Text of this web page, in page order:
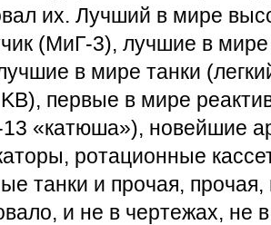
их. Лучший в мире
(МиГ-3), лучшие в
в мире танки
первые в мире
«катюша»), новейшие
ротационные
танки и прочая,
и не в чертежах, не